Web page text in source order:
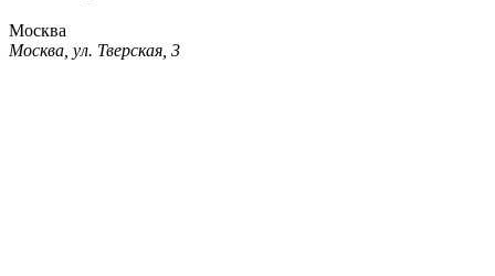
Москва
Москва, ул. Тверская, 3